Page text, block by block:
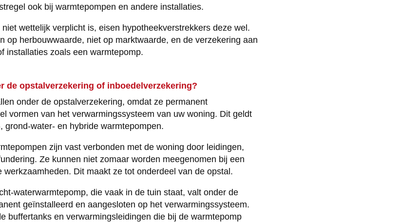
ook bij warmtepompen en andere installaties.
wettelijk verplicht is, eisen hypotheekverstrekkers deze wel.
op herbouwwaarde, niet op marktwaarde, en de verzekering aan
installaties zoals een warmtepomp.
de opstalverzekering of inboedelverzekering?
onder de opstalverzekering, omdat ze permanent
vormen van het verwarmingssysteem van uw woning. Dit geldt
grond-water- en hybride warmtepompen.
zijn vast verbonden met de woning door leidingen,
Ze kunnen niet zomaar worden meegenomen bij een
Dit maakt ze tot onderdeel van de opstal.
waterwarmtepomp, die vaak in de tuin staat, valt onder de
geïnstalleerd en aangesloten op het verwarmingssysteem.
buffertanks en verwarmingsleidingen die bij de warmtepomp